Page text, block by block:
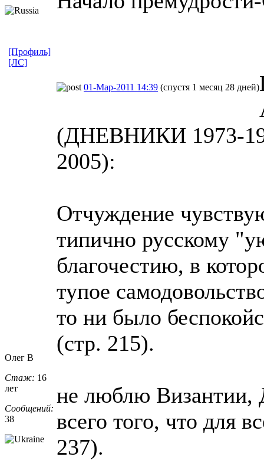
[Профиль]
[ЛС]
Олег В
Стаж: 16
лет
Сообщений:
38
01-Мар-2011 14:39 (спустя 1 месяц 28 дней)
(ДНЕВНИКИ 1973-
2005):
Отчуждение
типично русскому
благочестию, в
тупое
то ни было
(стр. 215).
не люблю Византии,
всего того, что для
237).